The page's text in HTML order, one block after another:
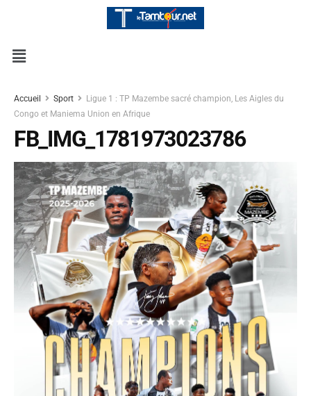
Accueil Sport
Ligue 1 : TP Mazembe sacré champion, Les Aigles du
Congo et Maniema Union en Afrique
FB_IMG_1781973023786